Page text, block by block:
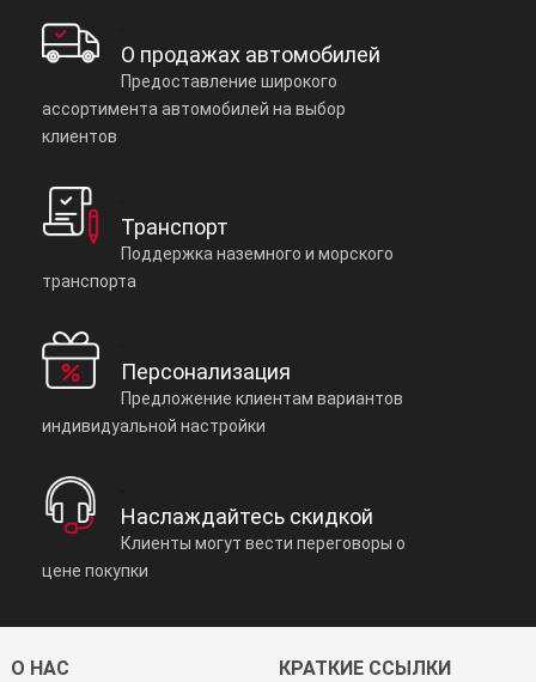
О продажах автомобилей
Предоставление широкого
ассортимента автомобилей на выбор
клиентов
Транспорт
Поддержка наземного и морского
транспорта
Персонализация
Предложение клиентам вариантов
индивидуальной настройки
Наслаждайтесь скидкой
Клиенты могут вести переговоры о
цене покупки
О НАС КРАТКИЕ ССЫЛКИ